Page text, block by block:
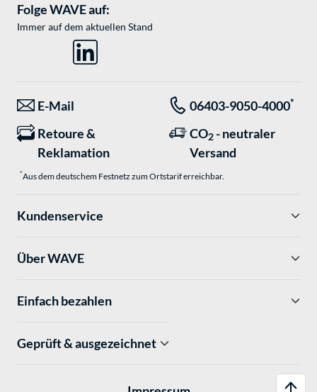
Folge WAVE auf:
Immer auf dem aktuellen Stand
E-Mail 06403-9050-4000*
Retoure &
Reklamation
CO2 - neutraler
Versand
*Aus dem deutschem Festnetz zum Ortstarif erreichbar.
Kundenservice
Über WAVE
Einfach bezahlen
Geprüft & ausgezeichnet